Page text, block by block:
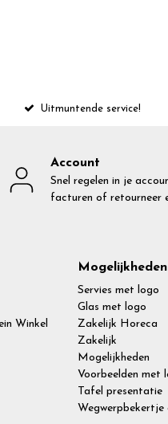
Uitmuntende service!
Account
Snel regelen in je
facturen of retourneer
Winkel
Mogelijkheden
Servies met logo
Glas met logo
Zakelijk Horeca
Zakelijk
Mogelijkheden
Voorbeelden met
Tafel presentatie
Wegwerpbekertje